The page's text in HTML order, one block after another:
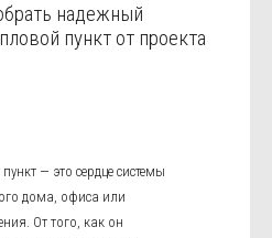
надежный
пункт от проекта
— это сердце системы
дома, офиса или
От того, как он